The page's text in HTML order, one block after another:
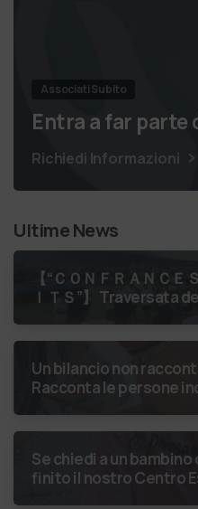
Associati Subito
Entra a far parte
Richiedi Informazioni
Ultime News
【 “ＣＯＮＦＲＡＮＣ
ＩＴＳ”】 Traversata dello Stretto di
Un bilancio non
Racconta le persone
Se chiedi a un bambino
finito il nostro Centro